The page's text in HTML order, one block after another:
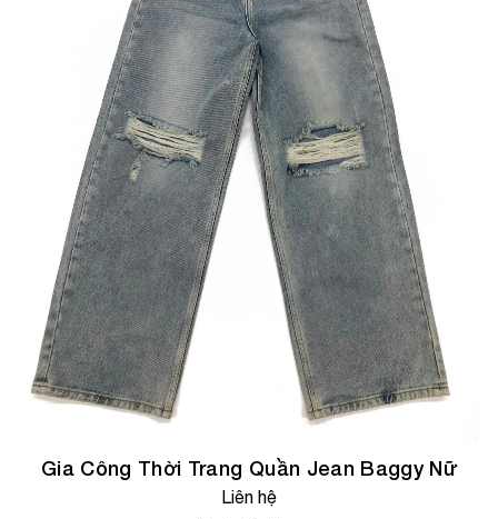
Gia Công Thời Trang Quần Jean Baggy Nữ
Liên hệ